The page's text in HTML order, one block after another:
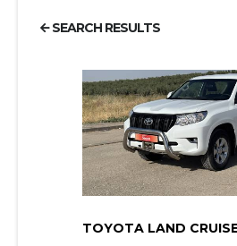
SEARCH RESULTS